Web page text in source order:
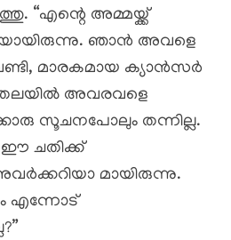
“എന്റെ അമ്മയ്ക്ക്
ഞാൻ അവളെ
മാരകമായ ക്യാൻസർ
തലയിൽ അവരവളെ
സൂചനപോലും തന്നില്ല.
ചതിക്ക്
മായിരുന്നു.
എന്നോട്